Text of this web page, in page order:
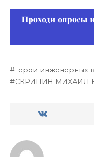
герои инженерных
СКРИПИН МИХАИЛ